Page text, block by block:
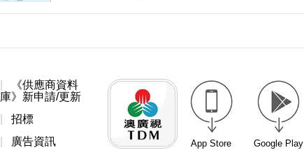
《供應商資料
庫》新申請/更新
招標
廣告資訊
App Store Google Play